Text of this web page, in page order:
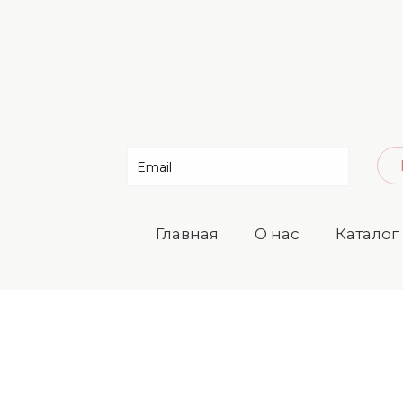
Главная О нас Каталог